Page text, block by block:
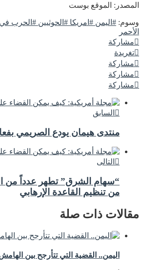
المصدر: الموقع بوست
وسوم: #اليمن #امريكا #الحوثيين #الحرب في
الأحمر
مشاركة
تغريدة
مشاركة
مشاركة
مشاركة
السابق
منتدى هيمان يودع الصريمي
التالى
“سهام الشرق” تطهر عدداً من
من تنظيم القاعدة الإرهابي
مقالات ذات صلة
اليمن.. القضية التي تتأرجح بين